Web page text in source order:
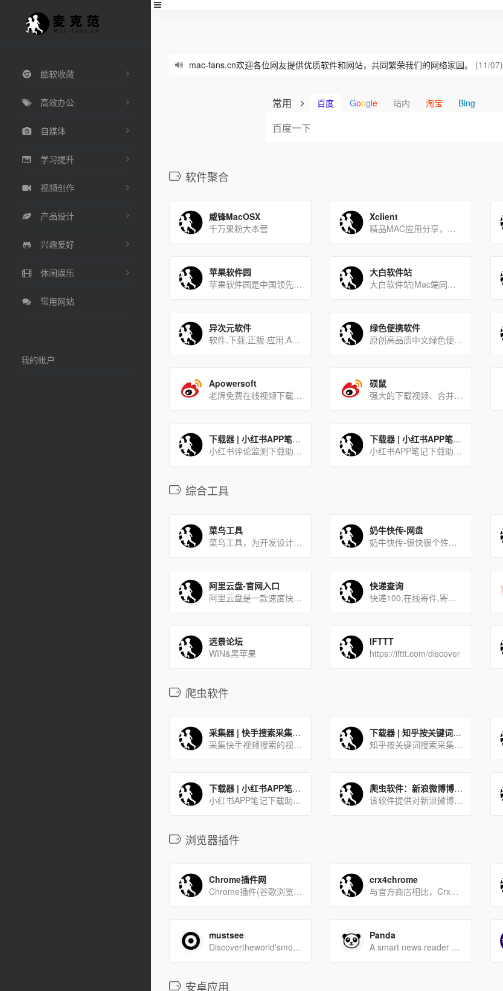
酷软收藏
高效办公
自媒体
学习提升
视频创作
产品设计
兴趣爱好
休闲娱乐
常用网站
我的帐户
mac-fans.cn欢迎各位网友提供优质软件和网站，共同繁荣我们的网络家园。 (11/07)
常用 百度 Google 站内 淘宝 Bing
软件聚合
威锋MacOSX
千万果粉大本营
Xclient
精品MAC应用分享，每天分享大量mac软件，为您提供优质的mac软件,免费软件下载服务
苹果软件园
苹果软件园是中国领先的苹果Mac软件游戏下载网站，是国内苹果行业的第一品牌，被众多业内人士认为是中国最具发展潜[…]
大白软件站
大白软件站|Mac端同类工具帮你选精品一部新Mac的第一站
异次元软件
软件,下载,正版,应用,APP,Windows,Mac,Android,iOS,iPhone,手机,科技,限时[…]
绿色便携软件
原创高品质中文绿色便携软件
Apowersoft
老牌免费在线视频下载软件
硕鼠
强大的下载视频、合并视频工具
下载器 | 小红书APP笔记评论实时监测下载助手
小红书评论监测下载助手是帮助商家实时监测最新的潜在用户评论的工具，商家使用本工具可及时有效的第一时间获取同行及自己发布软文所吸引到的潜在用户。
下载器 | 小红书APP笔记下载助手
小红书APP笔记下载助手是帮助用户按关键词搜索采集并下载达人笔记的一款工具软件。用户只需在软件当中输入想要查[…]
综合工具
菜鸟工具
菜鸟工具，为开发设计人员提供在线工具，提供在线PHP、Python、CSS、JS调试，中文简繁体转换，进制[…]
奶牛快传-网盘
奶牛快传-很快很个性的网盘
阿里云盘-官网入口
阿里云盘是一款速度快、不打扰、够安全、易于分享的网盘，你可以在这里存储、管理和探索内容，尽情打造丰富的数字世界[…]
快递查询
快递100,在线寄件,寄快递,快递查询,快递单号查询,快递网点查询,快递电话查询
远景论坛
WIN&黑苹果
IFTTT
https://ifttt.com/discover
爬虫软件
采集器 | 快手搜索采集助手_采集快手视频搜索的视频结果
采集快手视频搜索的视频结果
下载器 | 知乎按关键词搜索采集搜索问答及文章下载
知乎按关键词搜索采集搜索问答及文章下载
下载器 | 小红书APP笔记下载助手
小红书APP笔记下载助手是帮助用户按关键词搜索采集并下载达人笔记的一款工具软件。用户只需在软件当中输入想要查[…]
爬虫软件：新浪微博博文下评论含评论回复下载
该软件提供对新浪微博博文下评论含评论回复采集下载。可下载的字段有：评论内容，用户id，时间、点赞数，二级评论数[…]
浏览器插件
Chrome插件网
Chrome插件(谷歌浏览器插件)-提供Chrome商店中优秀的Chrome插件推荐与下载服务。Chrom[…]
crx4chrome
与官方商店相比，Crx4Chrome给出的数据信息更加全面，热门扩展排行、热门应用排行、最新扩展等不同形式的[…]
mustsee
Discovertheworld'smostbeautifulplacesateveryope[…]
Panda
A smart news reader built for productivity.
安卓应用